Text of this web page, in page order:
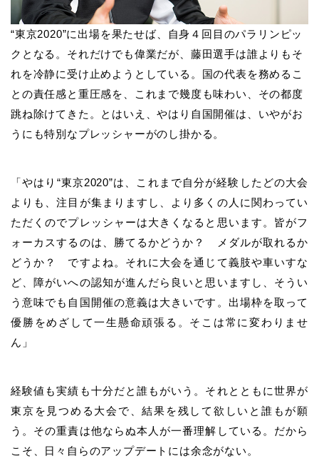
“東京2020”に出場を果たせば、自身４回目のパラリンピッ
クとなる。それだけでも偉業だが、藤田選手は誰よりもそ
れを冷静に受け止めようとしている。国の代表を務めるこ
との責任感と重圧感を、これまで幾度も味わい、その都度
跳ね除けてきた。とはいえ、やはり自国開催は、いやがお
うにも特別なプレッシャーがのし掛かる。
「やはり “東京2020”は、これまで自分が経験したどの大会
よりも、注目が集まりますし、より多くの人に関わってい
ただくのでプレッシャーは大きくなると思います。皆がフ
ォーカスするのは、勝てるかどうか？ メダルが取れるか
どうか？ ですよね。それに大会を通じて義肢や車いすな
ど、障がいへの認知が進んだら良いと思いますし、そうい
う意味でも自国開催の意義は大きいです。出場枠を取って
優勝をめざして一生懸命頑張る。そこは常に変わりませ
ん」
経験値も実績も十分だと誰もがいう。それとともに世界が
東京を見つめる大会で、結果を残して欲しいと誰もが願
う。その重責は他ならぬ本人が一番理解している。だから
こそ、日々自らのアップデートには余念がない。